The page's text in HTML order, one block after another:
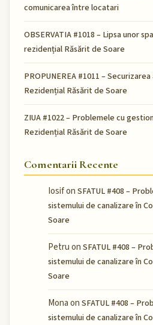
comunicarea între locatari
OBSERVATIA #1018 – Lipsa unor
rezidențial Răsărit de Soare
PROPUNEREA #1011 –
Rezidențial Răsărit de Soare
ZIUA #1022 – Problemele cu
Rezidențial Răsărit de Soare
Comentarii Recente
Iosifon SFATUL #408 –
sistemului de canalizare în
Soare
Petruon SFATUL #408 –
sistemului de canalizare în
Soare
Monaon SFATUL #408 –
sistemului de canalizare în